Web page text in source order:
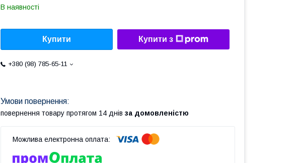
В наявності
Купити Купити з
+380 (98) 785-65-11
повернення товару протягом 14 днів за домовленістю